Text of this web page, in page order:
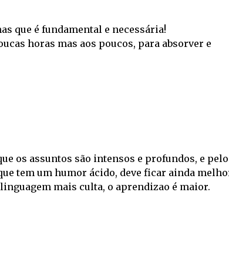
que é fundamental e necessária!
horas mas aos poucos, para absorver e
os assuntos são intensos e profundos, e
tem um humor ácido, deve ficar ainda
mais culta, o aprendizao é maior.